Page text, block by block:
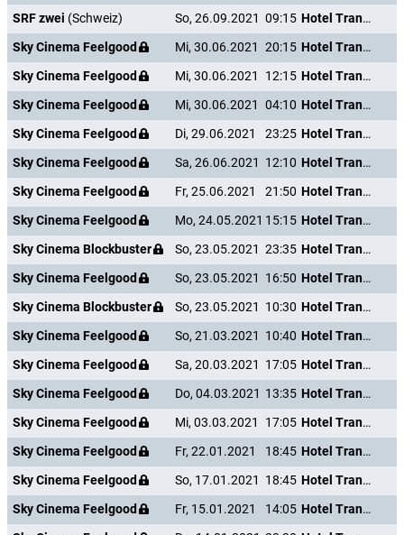
SRF zwei (Schweiz) So, 26.09.2021 09:15
Hotel Transsilvanien 2
Sky Cinema Feelgood
Mi, 30.06.2021 20:15
Hotel Transsilvanien 2
Sky Cinema Feelgood
Mi, 30.06.2021 12:15
Hotel Transsilvanien 2
Sky Cinema Feelgood
Mi, 30.06.2021 04:10
Hotel Transsilvanien 2
Sky Cinema Feelgood
Di, 29.06.2021 23:25
Hotel Transsilvanien 2
Sky Cinema Feelgood
Sa, 26.06.2021 12:10
Hotel Transsilvanien 2
Sky Cinema Feelgood
Fr, 25.06.2021 21:50
Hotel Transsilvanien 2
Sky Cinema Feelgood
Mo, 24.05.2021 15:15
Hotel Transsilvanien 2
Sky Cinema Blockbuster
So, 23.05.2021 23:35
Hotel Transsilvanien 2
Sky Cinema Feelgood
So, 23.05.2021 16:50
Hotel Transsilvanien 2
Sky Cinema Blockbuster
So, 23.05.2021 10:30
Hotel Transsilvanien 2
Sky Cinema Feelgood
So, 21.03.2021 10:40
Hotel Transsilvanien 2
Sky Cinema Feelgood
Sa, 20.03.2021 17:05
Hotel Transsilvanien 2
Sky Cinema Feelgood
Do, 04.03.2021 13:35
Hotel Transsilvanien 2
Sky Cinema Feelgood
Mi, 03.03.2021 17:05
Hotel Transsilvanien 2
Sky Cinema Feelgood
Fr, 22.01.2021 18:45
Hotel Transsilvanien 2
Sky Cinema Feelgood
So, 17.01.2021 18:45
Hotel Transsilvanien 2
Sky Cinema Feelgood
Fr, 15.01.2021 14:05
Hotel Transsilvanien 2